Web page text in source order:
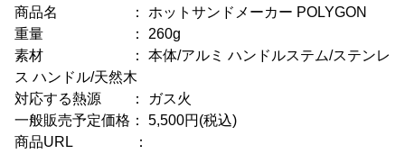
商品名 ： ホットサンドメーカー POLYGON
重量 ： 260g
素材 ： 本体/アルミ ハンドルステム/ステンレ
ス ハンドル/天然木
対応する熱源 ： ガス火
一般販売予定価格： 5,500円(税込)
商品URL ：